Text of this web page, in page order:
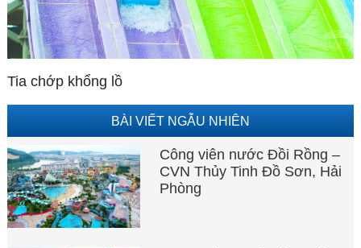
Tia chớp khổng lồ
BÀI VIẾT NGẪU NHIÊN
Công viên nước Đồi Rồng –
CVN Thủy Tinh Đồ Sơn, Hải
Phòng